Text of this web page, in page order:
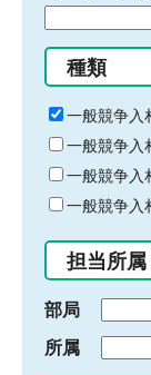
る
キ
ー
ワ
ー
ド
入
力
種類
一般競争入
一般競争入
一般競争入
一般競争入
担当所属
部局
所属